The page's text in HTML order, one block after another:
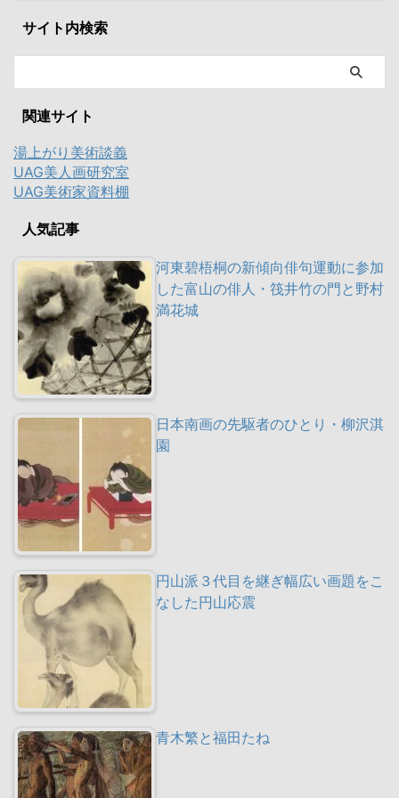
サイト内検索
関連サイト
湯上がり美術談義
UAG美人画研究室
UAG美術家資料棚
人気記事
河東碧梧桐の新傾向俳句運動に参加
した富山の俳人・筏井竹の門と野村
満花城
日本南画の先駆者のひとり・柳沢淇
園
円山派３代目を継ぎ幅広い画題をこ
なした円山応震
青木繁と福田たね